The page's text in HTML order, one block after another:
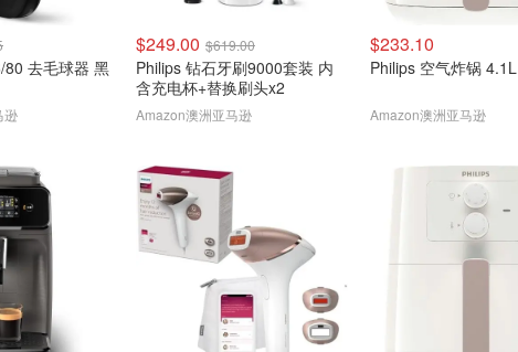
80 去毛球器 黑
逊
$249.00 $619.00
Philips 钻石牙刷9000套装 内
含充电杯+替换刷头x2
Amazon澳洲亚马逊
$233.10
Philips 空气炸锅 4.1L
Amazon澳洲亚马逊